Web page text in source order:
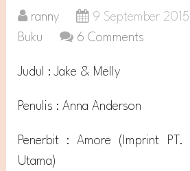
ranny 9 September 2015
Buku
6 Comments
Judul : Jake & Melly
Penulis : Anna Anderson
Penerbit : Amore (Imprint PT.
Utama)